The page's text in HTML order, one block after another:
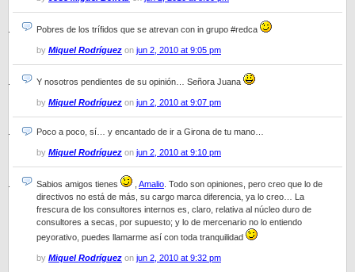
Pobres de los trífidos que se atrevan con in grupo #redca
by Miquel Rodríguez on jun 2, 2010 at 9:05 pm
Y nosotros pendientes de su opinión… Señora Juana
by Miquel Rodríguez on jun 2, 2010 at 9:07 pm
Poco a poco, sí… y encantado de ir a Girona de tu mano…
by Miquel Rodríguez on jun 2, 2010 at 9:10 pm
Sabios amigos tienes Amalio . Todo son opiniones, pero creo que lo de
directivos no está de más, su cargo marca diferencia, ya lo creo… La
frescura de los consultores internos es, claro, relativa al núcleo duro de
consultores a secas, por supuesto; y lo de mercenario no lo entiendo
peyorativo, puedes llamarme así con toda tranquilidad
by Miquel Rodríguez on jun 2, 2010 at 9:32 pm